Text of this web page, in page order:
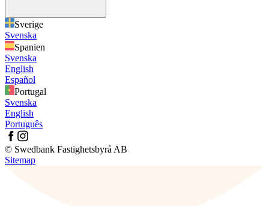
Sverige
Svenska
Spanien
Svenska
English
Español
Portugal
Svenska
English
Português
© Swedbank Fastighetsbyrå AB
Sitemap